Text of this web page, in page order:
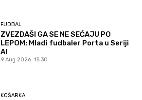
FUDBAL
ZVEZDAŠI GA SE NE SEĆAJU PO
LEPOM: Mladi fudbaler Porta u Seriji
A!
9 Aug 2026. 15:30
KOŠARKA